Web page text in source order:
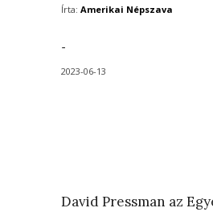
Írta: Amerikai Népszava
-
2023-06-13
David Pressman az